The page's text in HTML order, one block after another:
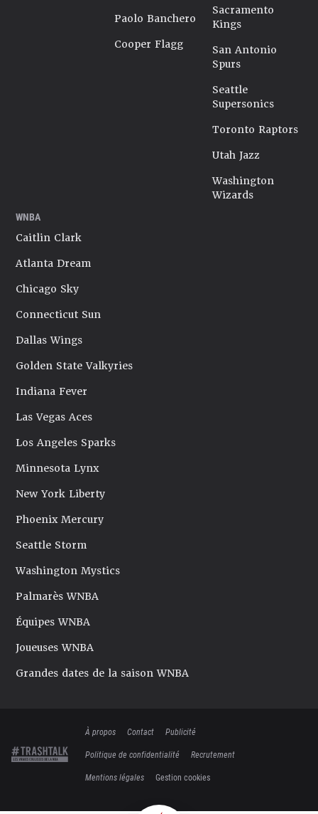
Paolo Banchero
Cooper Flagg
Sacramento
Kings
San Antonio
Spurs
Seattle
Supersonics
Toronto Raptors
Utah Jazz
Washington
Wizards
WNBA
Caitlin Clark
Atlanta Dream
Chicago Sky
Connecticut Sun
Dallas Wings
Golden State Valkyries
Indiana Fever
Las Vegas Aces
Los Angeles Sparks
Minnesota Lynx
New York Liberty
Phoenix Mercury
Seattle Storm
Washington Mystics
Palmarès WNBA
Équipes WNBA
Joueuses WNBA
Grandes dates de la saison WNBA
À propos Contact
Publicité
Politique de confidentialité
Recrutement
Mentions légales
Gestion cookies